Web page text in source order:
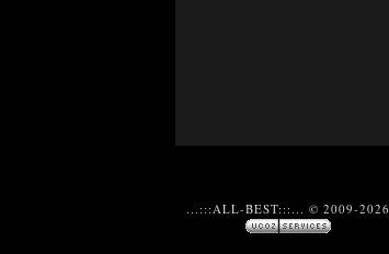
...:::ALL-BEST:::... © 2009-2026